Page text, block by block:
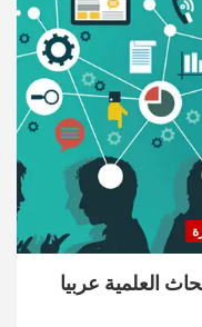
العلمية عربيا